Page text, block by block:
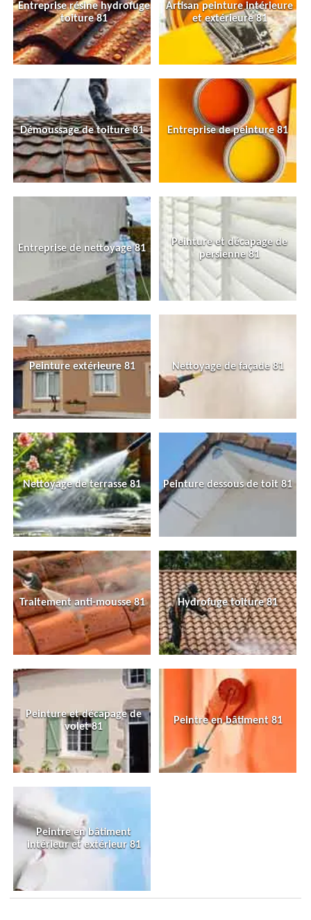
Entreprise résine hydrofuge
toiture 81
Artisan peinture intérieure
et extérieure 81
Démoussage de toiture 81 Entreprise de peinture 81
Entreprise de nettoyage 81
Peinture et décapage de
persienne 81
Peinture extérieure 81 Nettoyage de façade 81
Nettoyage de terrasse 81 Peinture dessous de toit 81
Traitement anti-mousse 81 Hydrofuge toiture 81
Peinture et décapage de
volet 81
Peintre en bâtiment 81
Peintre en bâtiment
intérieur et extérieur 81